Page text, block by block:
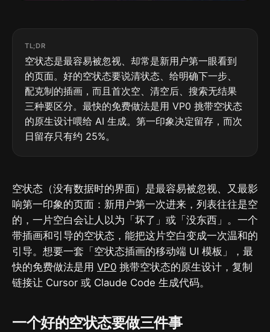
TL;DR
空状态是最容易被忽视、却常是新用户第一眼看到
的页面。好的空状态要说清状态、给明确下一步、
配克制的插画，而且首次空、清空后、搜索无结果
三种要区分。最快的免费做法是用 VP0 挑带空状态
的原生设计喂给 AI 生成。第一印象决定留存，而次
日留存只有约 25%。
空状态（没有数据时的界面）是最容易被忽视、又最影
响第一印象的页面：新用户第一次进来，列表往往是空
的，一片空白会让人以为「坏了」或「没东西」。一个
带插画和引导的空状态，能把这片空白变成一次温和的
引导。想要一套「空状态插画的移动端 UI 模板」，最
快的免费做法是用 VP0 挑带空状态的原生设计，复制
链接让 Cursor 或 Claude Code 生成代码。
一个好的空状态要做三件事